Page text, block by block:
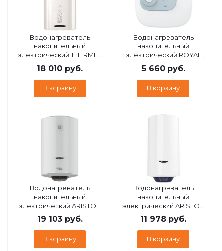
Водонагреватель
накопительный
электрический THERMEX
Double 80 ЭдЭБ03217
18 010 руб.
В корзину
Водонагреватель
накопительный
электрический ROYAL
CLIMA RWH-D10-FEU DELTA
(НС-1631830)
5 660руб.
В корзину
Водонагреватель
накопительный
электрический ARISTON
PRO1 R INOX ABS 100 V
3700563
19 103руб.
В корзину
Водонагреватель
накопительный
электрический ARISTON
BLU1 ECO ABS PW 30 V
SLIM 3700554
11 978 руб.
В корзину